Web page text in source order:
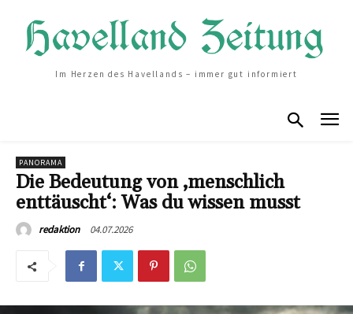
Im Herzen des Havellands – immer gut informiert
PANORAMA
Die Bedeutung von ‚menschlich
enttäuscht‘: Was du wissen musst
redaktion 04.07.2026